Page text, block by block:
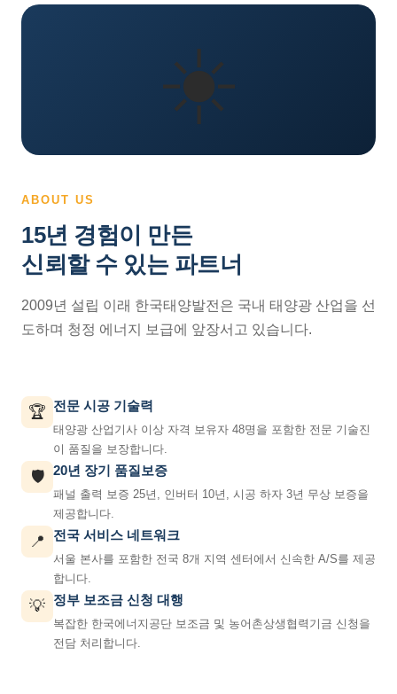
☀️
ABOUT US
15년 경험이 만든
신뢰할 수 있는 파트너
2009년 설립 이래 한국태양발전은 국내 태양광 산업을 선
도하며 청정 에너지 보급에 앞장서고 있습니다.
🏆 전문 시공 기술력
태양광 산업기사 이상 자격 보유자 48명을 포함한 전문 기술진
이 품질을 보장합니다.
🛡️ 20년 장기 품질보증
패널 출력 보증 25년, 인버터 10년, 시공 하자 3년 무상 보증을
제공합니다.
📍 전국 서비스 네트워크
서울 본사를 포함한 전국 8개 지역 센터에서 신속한 A/S를 제공
합니다.
💡 정부 보조금 신청 대행
복잡한 한국에너지공단 보조금 및 농어촌상생협력기금 신청을
전담 처리합니다.